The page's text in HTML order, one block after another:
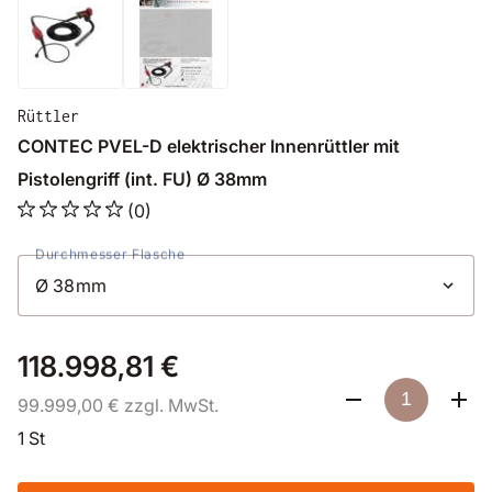
Rüttler
CONTEC PVEL-D elektrischer Innenrüttler mit
Pistolengriff (int. FU) Ø 38mm
(0)
Durchmesser Flasche
118.998,81 €
99.999,00 € zzgl. MwSt.
1 St